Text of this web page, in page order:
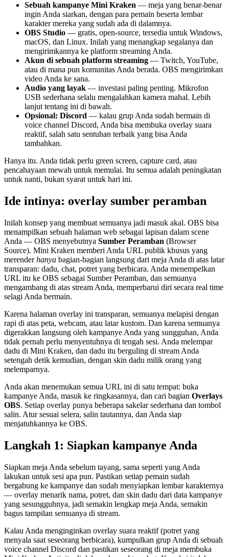
Sebuah kampanye Mini Kraken — meja yang benar-benar
ingin Anda siarkan, dengan para pemain beserta lembar
karakter mereka yang sudah ada di dalamnya.
OBS Studio — gratis, open-source, tersedia untuk Windows,
macOS, dan Linux. Inilah yang menangkap segalanya dan
mengirimkannya ke platform streaming Anda.
Akun di sebuah platform streaming — Twitch, YouTube,
atau di mana pun komunitas Anda berada. OBS mengirimkan
video Anda ke sana.
Audio yang layak — investasi paling penting. Mikrofon
USB sederhana selalu mengalahkan kamera mahal. Lebih
lanjut tentang ini di bawah.
Opsional: Discord — kalau grup Anda sudah bermain di
voice channel Discord, Anda bisa membuka overlay suara
reaktif, salah satu sentuhan terbaik yang bisa Anda
tambahkan.
Hanya itu. Anda tidak perlu green screen, capture card, atau
pencahayaan mewah untuk memulai. Itu semua adalah peningkatan
untuk nanti, bukan syarat untuk hari ini.
Ide intinya: overlay sumber peramban
Inilah konsep yang membuat semuanya jadi masuk akal. OBS bisa
menampilkan sebuah halaman web sebagai lapisan dalam scene
Anda — OBS menyebutnya Sumber Peramban (Browser
Source). Mini Kraken memberi Anda URL publik khusus yang
merenderhanya bagian-bagian langsung dari meja Anda di atas latar
transparan: dadu, chat, potret yang berbicara. Anda menempelkan
URL itu ke OBS sebagai Sumber Peramban, dan semuanya
mengambang di atas stream Anda, memperbarui diri secara real time
selagi Anda bermain.
Karena halaman overlay ini transparan, semuanya melapisi dengan
rapi di atas peta, webcam, atau latar kustom. Dan karena semuanya
digerakkan langsung oleh kampanye Anda yang sungguhan, Anda
tidak pernah perlu menyentuhnya di tengah sesi. Anda melempar
dadu di Mini Kraken, dan dadu itu berguling di stream Anda
setengah detik kemudian, dengan skin dadu milik orang yang
melemparnya.
Anda akan menemukan semua URL ini di satu tempat: buka
kampanye Anda, masuk ke ringkasannya, dan cari bagian Overlays
OBS. Setiap overlay punya beberapa sakelar sederhana dan tombol
salin. Atur sesuai selera, salin tautannya, dan Anda siap
menjatuhkannya ke OBS.
Langkah 1: Siapkan kampanye Anda
Siapkan meja Anda sebelum tayang, sama seperti yang Anda
lakukan untuk sesi apa pun. Pastikan setiap pemain sudah
bergabung ke kampanye dan sudah menyiapkan lembar karakternya
— overlay menarik nama, potret, dan skin dadu dari data kampanye
yang sesungguhnya, jadi semakin lengkap meja Anda, semakin
bagus tampilan semuanya di stream.
Kalau Anda menginginkan overlay suara reaktif (potret yang
menyala saat seseorang berbicara), kumpulkan grup Anda di sebuah
voice channel Discord dan pastikan seseorang di meja membuka